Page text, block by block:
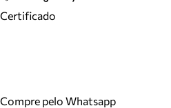
Certificado
Compre pelo Whatsapp